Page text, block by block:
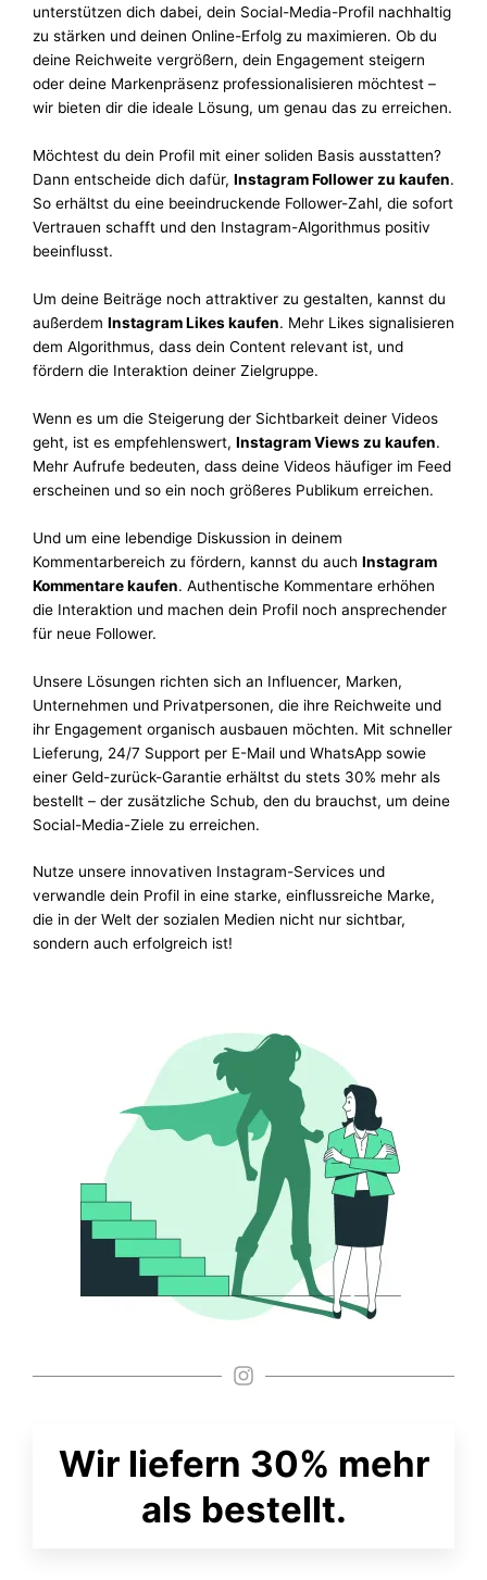
unterstützen dich dabei, dein Social-Media-Profil nachhaltig
zu stärken und deinen Online-Erfolg zu maximieren. Ob du
deine Reichweite vergrößern, dein Engagement steigern
oder deine Markenpräsenz professionalisieren möchtest –
wir bieten dir die ideale Lösung, um genau das zu erreichen.
Möchtest du dein Profil mit einer soliden Basis ausstatten?
Dann entscheide dich dafür, Instagram Follower zu kaufen.
So erhältst du eine beeindruckende Follower-Zahl, die sofort
Vertrauen schafft und den Instagram-Algorithmus positiv
beeinflusst.
Um deine Beiträge noch attraktiver zu gestalten, kannst du
außerdem Instagram Likes kaufen. Mehr Likes signalisieren
dem Algorithmus, dass dein Content relevant ist, und
fördern die Interaktion deiner Zielgruppe.
Wenn es um die Steigerung der Sichtbarkeit deiner Videos
geht, ist es empfehlenswert, Instagram Views zu kaufen.
Mehr Aufrufe bedeuten, dass deine Videos häufiger im Feed
erscheinen und so ein noch größeres Publikum erreichen.
Und um eine lebendige Diskussion in deinem
Kommentarbereich zu fördern, kannst du auch Instagram
Kommentare kaufen. Authentische Kommentare erhöhen
die Interaktion und machen dein Profil noch ansprechender
für neue Follower.
Unsere Lösungen richten sich an Influencer, Marken,
Unternehmen und Privatpersonen, die ihre Reichweite und
ihr Engagement organisch ausbauen möchten. Mit schneller
Lieferung, 24/7 Support per E-Mail und WhatsApp sowie
einer Geld-zurück-Garantie erhältst du stets 30% mehr als
bestellt – der zusätzliche Schub, den du brauchst, um deine
Social-Media-Ziele zu erreichen.
Nutze unsere innovativen Instagram-Services und
verwandle dein Profil in eine starke, einflussreiche Marke,
die in der Welt der sozialen Medien nicht nur sichtbar,
sondern auch erfolgreich ist!
Wir liefern 30% mehr
als bestellt.